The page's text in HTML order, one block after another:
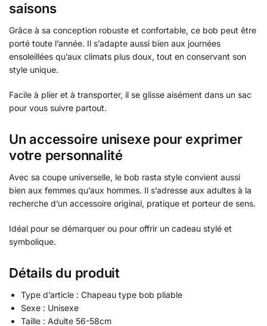
saisons
Grâce à sa conception robuste et confortable, ce bob peut être
porté toute l’année. Il s’adapte aussi bien aux journées
ensoleillées qu’aux climats plus doux, tout en conservant son
style unique.
Facile à plier et à transporter, il se glisse aisément dans un sac
pour vous suivre partout.
Un accessoire unisexe pour exprimer
votre personnalité
Avec sa coupe universelle, le bob rasta style convient aussi
bien aux femmes qu’aux hommes. Il s’adresse aux adultes à la
recherche d’un accessoire original, pratique et porteur de sens.
Idéal pour se démarquer ou pour offrir un cadeau stylé et
symbolique.
Détails du produit
Type d’article : Chapeau type bob pliable
Sexe : Unisexe
Taille : Adulte 56-58cm